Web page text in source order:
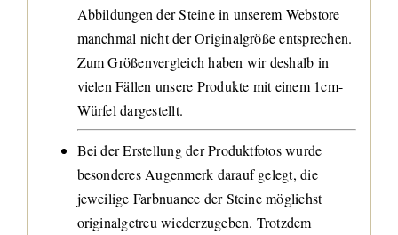
Abbildungen der Steine in unserem Webstore
manchmal nicht der Originalgröße entsprechen.
Zum Größenvergleich haben wir deshalb in
vielen Fällen unsere Produkte mit einem 1cm-
Würfel dargestellt.
Bei der Erstellung der Produktfotos wurde
besonderes Augenmerk darauf gelegt, die
jeweilige Farbnuance der Steine möglichst
originalgetreu wiederzugeben. Trotzdem